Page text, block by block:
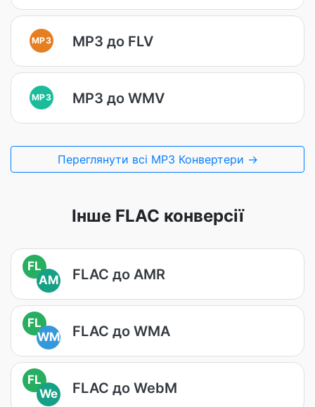
MP3 MP3 до FLV
MP3 MP3 до WMV
Переглянути всі MP3 Конвертери →
Інше FLAC конверсії
FL
AM
FLAC до AMR
FL
WM
FLAC до WMA
FL
We
FLAC до WebM